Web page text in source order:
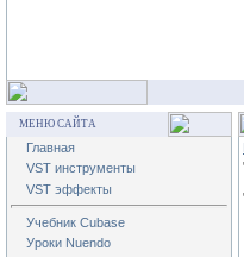
МЕНЮ САЙТА
Главная
VST инструменты
VST эффекты
Учебник Cubase
Уроки Nuendo